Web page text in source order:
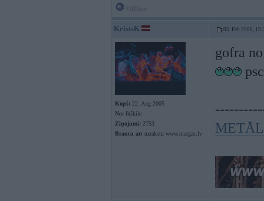
KristsK 05. Feb 2006,
Kopš: 22. Aug 2005
No: Ikšķile
Ziņojumi: 2753
Braucu ar: uzrakstu www.margas.lv
gofra
psc